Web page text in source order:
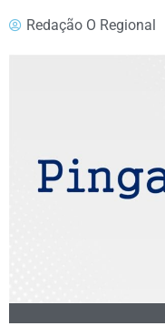
Redação O Regional